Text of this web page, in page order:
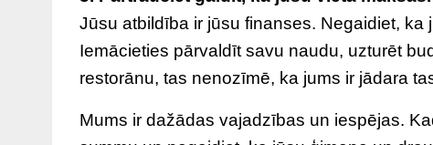
Jūsu atbildība ir jūsu finanses. Negaidiet,
Iemācieties pārvaldīt savu naudu, uzturēt
restorānu, tas nenozīmē, ka jums ir jādara
Mums ir dažādas vajadzības un iespējas.